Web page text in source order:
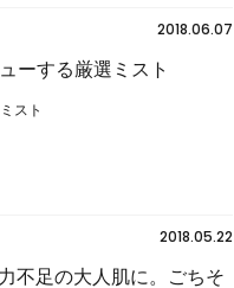
2018.06.07
ーする厳選ミスト
スト
2018.05.22
不足の大人肌に。ごちそ